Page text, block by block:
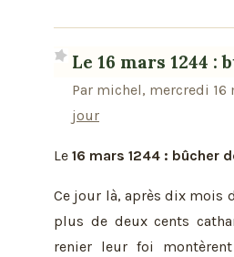
Le 16 mars 1244 :
Par michel, mercredi 16
jour
Le 16 mars 1244 : bûcher
Ce jour là, après dix mois
plus de deux cents
renier leur foi